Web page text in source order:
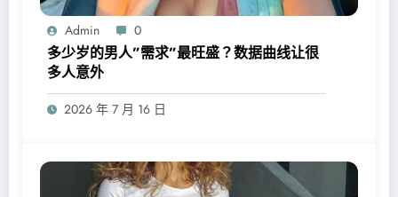
Admin 0
多少岁的男人”需求”最旺盛？数据曲线让很
多人意外
2026 年 7 月 16 日